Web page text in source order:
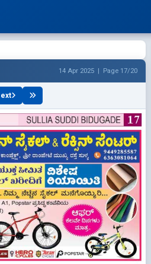
14 Apr 2025 | Page 17/20